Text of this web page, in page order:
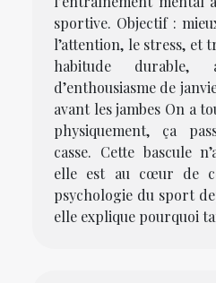
sportive. Objectif :
l’attention, le stress, et
habitude durable,
d’enthousiasme de
avant les jambes On a
physiquement, ça
casse. Cette bascule
elle est au cœur de
psychologie du sport
elle explique pourquoi